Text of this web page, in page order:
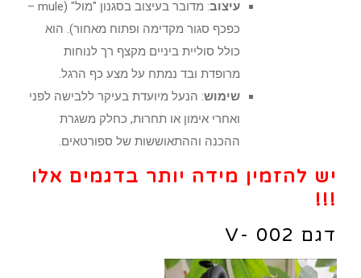
עיצוב
: מדובר בעיצוב בסגנון "מול" (mule –
כפכף סגור מקדימה ופתוח מאחור). הוא
כולל סוליית ביניים מקצף רך לנוחות
מרופדת ובד נמתח על מצע כף הרגל.
שימוש: הנעל מיועדת בעיקר ללבישה לפני
ואחרי אימון או תחרות, כחלק משגרת
ההכנה וההתאוששות של ספורטאים.
יש להזמין מידה יותר בדגמים אלו
!!!
דגם 002 -V